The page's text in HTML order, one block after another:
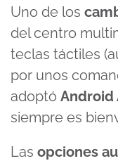
Uno de los
del centro
teclas táctiles
por unos
adoptó Android
siempre es
Las opciones